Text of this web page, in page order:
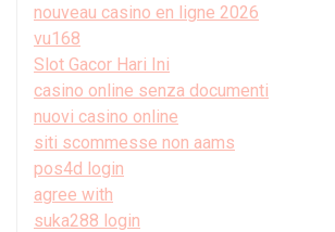
nouveau casino en ligne 2026
vu168
Slot Gacor Hari Ini
casino online senza documenti
nuovi casino online
siti scommesse non aams
pos4d login
agree with
suka288 login